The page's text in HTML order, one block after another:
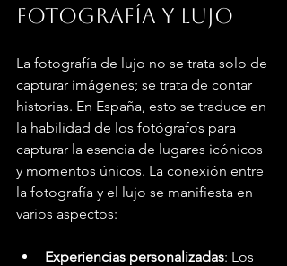
fotografía y lujo
La fotografía de lujo no se trata solo de
capturar imágenes; se trata de contar
historias. En España, esto se traduce en
la habilidad de los fotógrafos para
capturar la esencia de lugares icónicos
y momentos únicos. La conexión entre
la fotografía y el lujo se manifiesta en
varios aspectos:
Experiencias personalizadas: Los